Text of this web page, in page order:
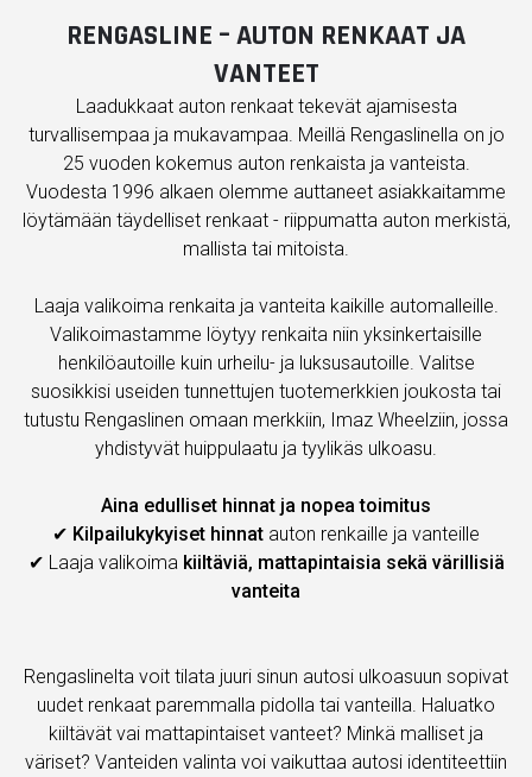
RENGASLINE – AUTON RENKAAT JA
VANTEET
Laadukkaat auton renkaat tekevät ajamisesta
turvallisempaa ja mukavampaa. Meillä Rengaslinella on jo
25 vuoden kokemus auton renkaista ja vanteista.
Vuodesta 1996 alkaen olemme auttaneet asiakkaitamme
löytämään täydelliset renkaat - riippumatta auton merkistä,
mallista tai mitoista.
Laaja valikoima renkaita ja vanteita kaikille automalleille.
Valikoimastamme löytyy renkaita niin yksinkertaisille
henkilöautoille kuin urheilu- ja luksusautoille. Valitse
suosikkisi useiden tunnettujen tuotemerkkien joukosta tai
tutustu Rengaslinen omaan merkkiin, Imaz Wheelziin, jossa
yhdistyvät huippulaatu ja tyylikäs ulkoasu.
Aina edulliset hinnat ja nopea toimitus
✔ Kilpailukykyiset hinnat auton renkaille ja vanteille
✔ Laaja valikoima kiiltäviä, mattapintaisia sekä värillisiä
vanteita
Rengaslinelta voit tilata juuri sinun autosi ulkoasuun sopivat
uudet renkaat paremmalla pidolla tai vanteilla. Haluatko
kiiltävät vai mattapintaiset vanteet? Minkä malliset ja
väriset? Vanteiden valinta voi vaikuttaa autosi identiteettiin